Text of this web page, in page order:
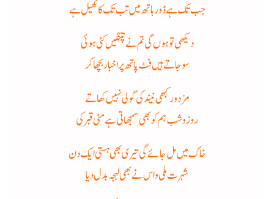
جب تک ہے ڈور ہاتھ میں تب تک کا کھیل ہے
دیکھی تو ہوں گی تم نے پتنگیں کٹی ہوئی
سوجاتے ہیں فٹ پاتھ پر اخبار بچھا کر
مزدور کبھی نیند کی گولی نہیں کھاتے
روز وشب ہم کو بھی سمجھاتی ہے مٹی قبر کی
خاک میں مل جائے گی تیری بھی ہستی ایک دن
شہرت ملی و اس نے بھی لہجہ بدل دیا